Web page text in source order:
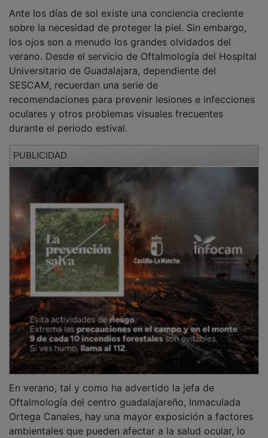
sobre la necesidad de proteger la piel. Sin embargo,
los ojos son a menudo los grandes olvidados del
verano. Desde el servicio de Oftalmología del Hospital
Universitario de Guadalajara, dependiente del
SESCAM, recuerdan una serie de
recomendaciones para prevenir lesiones e infecciones
oculares y otros problemas visuales frecuentes
durante el periodo estival.
Oftalmología del centro guadalajareño, Inmaculada
Ortega Canales, hay una mayor exposición a factores
ambientales que pueden afectar a la salud ocular, lo